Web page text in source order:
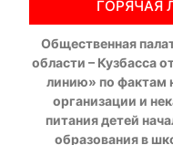
ГОРЯЧАЯ
Общественная
области – Кузбасса
линию» по фактам
организации и
питания детей
образования в